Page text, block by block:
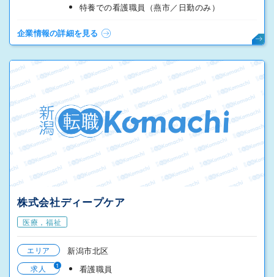
特養での看護職員（燕市／日勤のみ）
企業情報の詳細を見る
株式会社ディープケア
医療，福祉
エリア 新潟市北区
求人 1 看護職員